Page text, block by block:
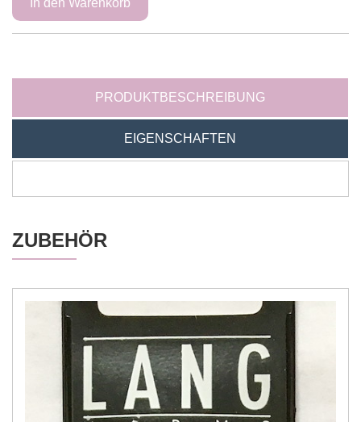
PRODUKTBESCHREIBUNG
EIGENSCHAFTEN
ZUBEHÖR